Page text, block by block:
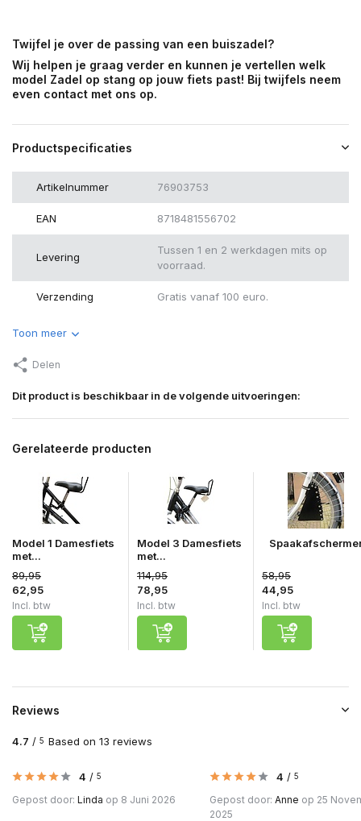
Twijfel je over de passing van een buiszadel?
Wij helpen je graag verder en kunnen je vertellen welk
model Zadel op stang op jouw fiets past! Bij twijfels neem
even contact met ons op.
Productspecificaties
Artikelnummer 76903753
EAN 8718481556702
Levering
Tussen 1 en 2 werkdagen mits op
voorraad.
Verzending Gratis vanaf 100 euro.
Toon meer
Delen
Dit product is beschikbaar in de volgende uitvoeringen:
Gerelateerde producten
Model 1 Damesfiets
met...
89,95
62,95
Incl. btw
Model 3 Damesfiets
met...
114,95
78,95
Incl. btw
58,95
44,95
Incl. btw
Reviews
4.7 / 5 Based on 13 reviews
4 / 5
Gepost door: Linda op 8 Juni 2026
4 / 5
Gepost door: Anne op 25
2025